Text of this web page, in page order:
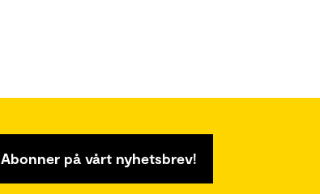
Abonner på vårt nyhetsbrev!